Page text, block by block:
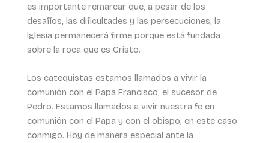
es importante remarcar que, a pesar de los
desafíos, las dificultades y las persecuciones, la
Iglesia permanecerá firme porque está fundada
sobre la roca que es Cristo.
Los catequistas estamos llamados a vivir la
comunión con el Papa Francisco, el sucesor de
Pedro. Estamos llamados a vivir nuestra fe en
comunión con el Papa y con el obispo, en este caso
conmigo. Hoy de manera especial ante la